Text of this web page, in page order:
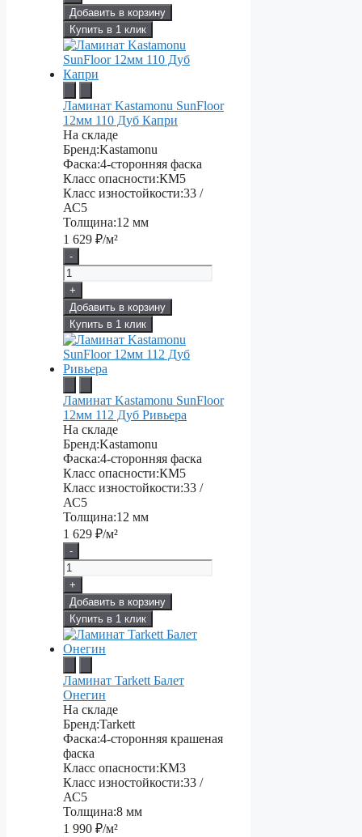
Добавить в корзину
Купить в 1 клик
Ламинат Kastamonu SunFloor
12мм 110 Дуб Капри
На складе
Бренд:Kastamonu
Фаска:4-сторонняя фаска
Класс опасности:КМ5
Класс изностойкости:33 /
АС5
Толщина:12 мм
1 629 ₽/м²
-
+
Добавить в корзину
Купить в 1 клик
Ламинат Kastamonu SunFloor
12мм 112 Дуб Ривьера
На складе
Бренд:Kastamonu
Фаска:4-сторонняя фаска
Класс опасности:КМ5
Класс изностойкости:33 /
АС5
Толщина:12 мм
1 629 ₽/м²
-
+
Добавить в корзину
Купить в 1 клик
Ламинат Tarkett Балет
Онегин
На складе
Бренд:Tarkett
Фаска:4-сторонняя крашеная
фаска
Класс опасности:КМ3
Класс изностойкости:33 /
АС5
Толщина:8 мм
1 990 ₽/м²